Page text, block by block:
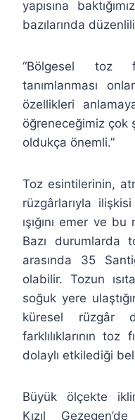
yapısına
bazılarında
“Bölgesel toz
tanımlanması
özellikleri
öğreneceğimiz çok
oldukça önemli.”
Toz esintilerinin,
rüzgârlarıyla
ışığını emer ve
Bazı durumlarda
arasında 35
olabilir. Tozun
soğuk yere
küresel rüzgâr
farklılıklarının toz
dolaylı etkilediği
Büyük ölçekte
Kızıl